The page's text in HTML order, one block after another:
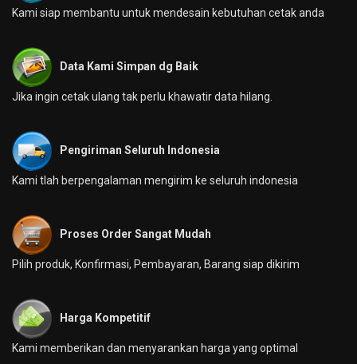
Kami siap membantu untuk mendesain kebutuhan cetak anda
Data Kami Simpan dg Baik
Jika ingin cetak ulang tak perlu khawatir data hilang.
Pengiriman Seluruh Indonesia
Kami tlah berpengalaman mengirim ke seluruh indonesia
Proses Order Sangat Mudah
Pilih produk, Konfirmasi, Pembayaran, Barang siap dikirim
Harga Kompetitif
Kami memberikan dan menyarankan harga yang optimal